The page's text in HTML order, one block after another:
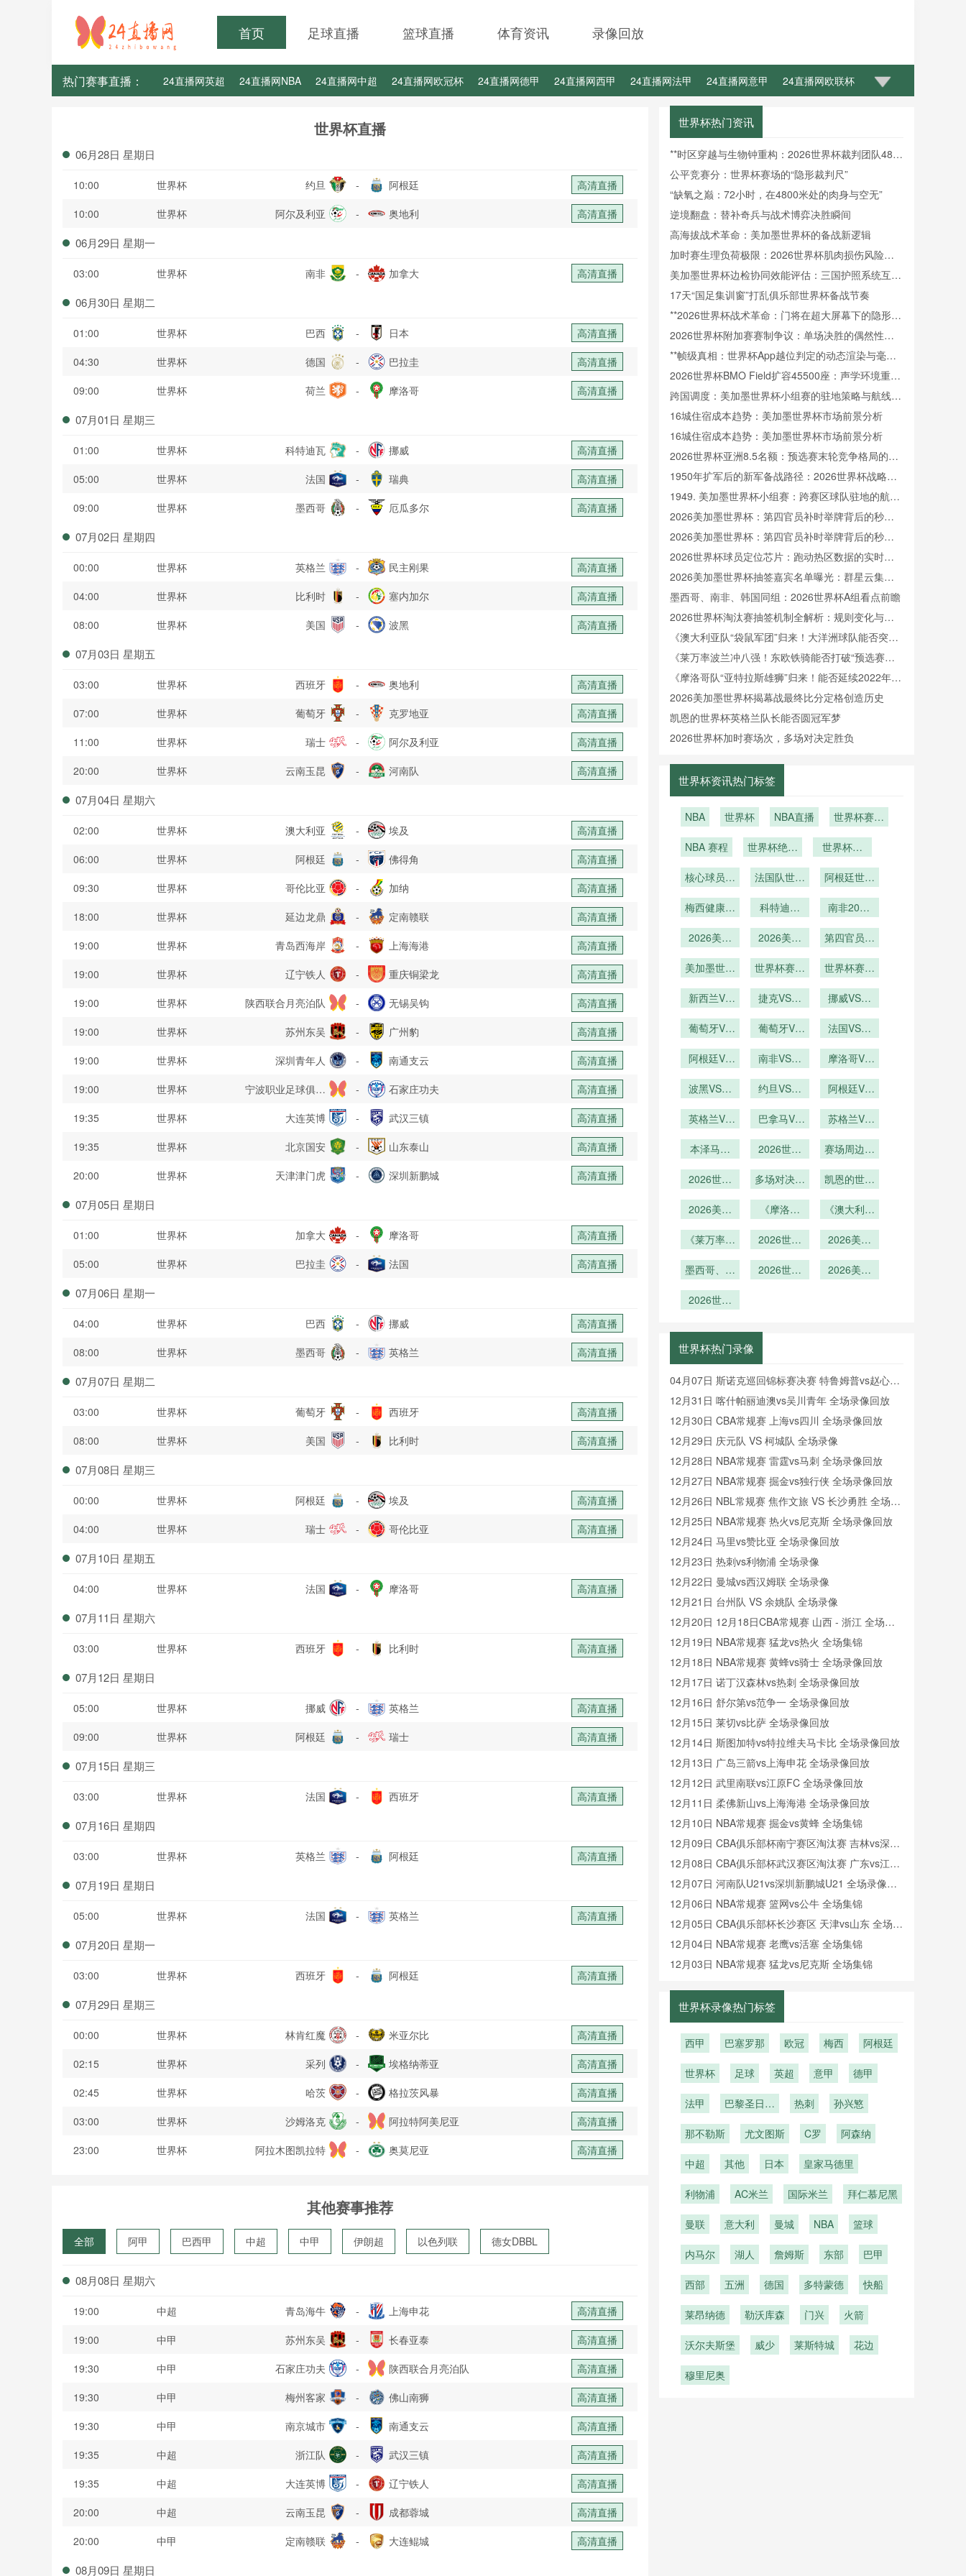
首页 足球直播 篮球直播 体育资讯 录像回放
热门赛事直播： 24直播网英超 24直播网NBA 24直播网中超 24直播网欧冠杯 24直播网德甲 24直播网西甲 24直播网法甲 24直播网意甲 24直播网欧联杯
世界杯直播
06月28日 星期日
10:00 世界杯 约旦 - 阿根廷
高清直播
10:00
世界杯 阿尔及利亚 - 奥地利 高清直播
06月29日 星期一
03:00 世界杯 南非 - 加拿大 高清直播
06月30日 星期二
01:00 世界杯 巴西 - 日本
高清直播
04:30
世界杯 德国 - 巴拉圭
高清直播
09:00
世界杯 荷兰 - 摩洛哥 高清直播
07月01日 星期三
01:00 世界杯 科特迪瓦 - 挪威
高清直播
05:00
世界杯 法国 - 瑞典
高清直播
09:00
世界杯 墨西哥 - 厄瓜多尔 高清直播
07月02日 星期四
00:00 世界杯 英格兰 - 民主刚果
高清直播
04:00
世界杯 比利时 - 塞内加尔
高清直播
08:00
世界杯 美国 - 波黑 高清直播
07月03日 星期五
03:00 世界杯 西班牙 - 奥地利
高清直播
07:00
世界杯 葡萄牙 - 克罗地亚
高清直播
11:00
世界杯 瑞士 - 阿尔及利亚
高清直播
20:00
世界杯 云南玉昆 - 河南队 高清直播
07月04日 星期六
02:00 世界杯 澳大利亚 - 埃及
高清直播
06:00
世界杯 阿根廷 - 佛得角
高清直播
09:30
世界杯 哥伦比亚 - 加纳
高清直播
18:00
世界杯 延边龙鼎 - 定南赣联
高清直播
19:00
世界杯 青岛西海岸 - 上海海港
高清直播
19:00
世界杯 辽宁铁人 - 重庆铜梁龙
高清直播
19:00
世界杯 陕西联合月亮泊队 - 无锡吴钩
高清直播
19:00
世界杯 苏州东吴 - 广州豹
高清直播
19:00
世界杯 深圳青年人 - 南通支云
高清直播
19:00
世界杯
宁波职业足球俱乐
部
- 石家庄功夫
高清直播
19:35
世界杯 大连英博 - 武汉三镇
高清直播
19:35
世界杯 北京国安 - 山东泰山
高清直播
20:00
世界杯 天津津门虎 - 深圳新鹏城 高清直播
07月05日 星期日
01:00 世界杯 加拿大 - 摩洛哥
高清直播
05:00
世界杯 巴拉圭 - 法国 高清直播
07月06日 星期一
04:00 世界杯 巴西 - 挪威
高清直播
08:00
世界杯 墨西哥 - 英格兰 高清直播
07月07日 星期二
03:00 世界杯 葡萄牙 - 西班牙
高清直播
08:00
世界杯 美国 - 比利时 高清直播
07月08日 星期三
00:00 世界杯 阿根廷 - 埃及
高清直播
04:00
世界杯 瑞士 - 哥伦比亚 高清直播
07月10日 星期五
04:00 世界杯 法国 - 摩洛哥 高清直播
07月11日 星期六
03:00 世界杯 西班牙 - 比利时 高清直播
07月12日 星期日
05:00 世界杯 挪威 - 英格兰
高清直播
09:00
世界杯 阿根廷 - 瑞士 高清直播
07月15日 星期三
03:00 世界杯 法国 - 西班牙 高清直播
07月16日 星期四
03:00 世界杯 英格兰 - 阿根廷 高清直播
07月19日 星期日
05:00 世界杯 法国 - 英格兰 高清直播
07月20日 星期一
03:00 世界杯 西班牙 - 阿根廷 高清直播
07月29日 星期三
00:00 世界杯 林肯红魔 - 米亚尔比
高清直播
02:15
世界杯 采列 - 埃格纳蒂亚
高清直播
02:45
世界杯 哈茨 - 格拉茨风暴
高清直播
03:00
世界杯 沙姆洛克 - 阿拉特阿美尼亚
高清直播
23:00
世界杯 阿拉木图凯拉特 - 奥莫尼亚 高清直播
其他赛事推荐
全部 阿甲 巴西甲 中超 中甲 伊朗超 以色列联 德女DBBL
波黑联
08月08日 星期六
19:00 中超 青岛海牛 - 上海申花
高清直播
19:00
中甲 苏州东吴 - 长春亚泰
高清直播
19:30
中甲 石家庄功夫 - 陕西联合月亮泊队
高清直播
19:30
中甲 梅州客家 - 佛山南狮
高清直播
19:30
中甲 南京城市 - 南通支云
高清直播
19:35
中超 浙江队 - 武汉三镇
高清直播
19:35
中超 大连英博 - 辽宁铁人
高清直播
20:00
中超 云南玉昆 - 成都蓉城
高清直播
20:00
中甲 定南赣联 - 大连鲲城 高清直播
08月09日 星期日
世界杯热门资讯
**时区穿越与生物钟重构：2026世界杯裁判团队48小
时昼夜节律调控机制研究**
公平竞赛分：世界杯赛场的“隐形裁判尺”
“缺氧之巅：72小时，在4800米处的肉身与空无”
逆境翻盘：替补奇兵与战术博弈决胜瞬间
高海拔战术革命：美加墨世界杯的备战新逻辑
加时赛生理负荷极限：2026世界杯肌肉损伤风险的
动态概率预测
美加墨世界杯边检协同效能评估：三国护照系统互操
作性障碍与通关效率提升瓶颈
17天“国足集训窗”打乱俱乐部世界杯备战节奏
**2026世界杯战术革命：门将在超大屏幕下的隐形战
场**
2026世界杯附加赛赛制争议：单场决胜的偶然性与
主客场制的公平性权衡
**帧级真相：世界杯App越位判定的动态渲染与毫秒
级动画逻辑全解析**
2026世界杯BMO Field扩容45500座：声学环境重塑
与观赛沉浸体验的技术解构
跨国调度：美加墨世界杯小组赛的驻地策略与航线效
率优化
16城住宿成本趋势：美加墨世界杯市场前景分析
16城住宿成本趋势：美加墨世界杯市场前景分析
2026世界杯亚洲8.5名额：预选赛末轮竞争格局的隐
性重构
1950年扩军后的新军备战路径：2026世界杯战略审
视
1949. 美加墨世界杯小组赛：跨赛区球队驻地的航线
规划与效率优化方案
2026美加墨世界杯：第四官员补时举牌背后的秒级
精度革命
2026美加墨世界杯：第四官员补时举牌背后的秒级
精度革命
2026世界杯球员定位芯片：跑动热区数据的实时回
传解析
2026美加墨世界杯抽签嘉宾名单曝光：群星云集闪
耀全场
墨西哥、南非、韩国同组：2026世界杯A组看点前瞻
2026世界杯淘汰赛抽签机制全解析：规则变化与分
组逻辑
《澳大利亚队“袋鼠军团”归来！大洋洲球队能否突
围？》
《莱万率波兰冲八强！东欧铁骑能否打破“预选赛之
王”魔咒？》
《摩洛哥队“亚特拉斯雄狮”归来！能否延续2022年黑
马本色？》
2026美加墨世界杯揭幕战最终比分定格创造历史
凯恩的世界杯英格兰队长能否圆冠军梦
2026世界杯加时赛场次，多场对决定胜负
世界杯资讯热门标签
NBA 世界杯 NBA直播
世界杯赛后
踩坏汽车
NBA 赛程
世界杯绝杀
进球拯救球
世界杯伤
星因伤提前
核心球员健
法国队世界
阿根廷世界
梅西健康关
科特迪瓦
杯能否重现
光？
南非2026
创造历史？
2026美加
办城市机场
2026美加
办城市旅游
涨
第四官员举
确到秒的时
加墨世界杯
美加墨世界
界杯成绩与
出线的关联
世界杯赛后
豹滑行
世界杯赛后
牛温顺
新西兰VS
西兰VS埃
捷克VS墨
VS墨西哥
挪威VS塞
VS塞内加
葡萄牙VS
坦直播葡萄
别克斯坦在
葡萄牙VS
坦葡萄牙
克斯坦直播
法国VS伊
VS伊拉克
阿根廷VS
廷VS奥地
南非VS韩
VS韩国在
摩洛哥VS
VS海地直
波黑VS卡
VS卡塔尔
约旦VS阿
旦VS阿尔
阿根廷VS
阿根廷VS
直播
英格兰VS
格兰VS加
巴拿马VS
拿马VS克
苏格兰VS
VS巴西直
本泽马绝
法国前锋冲
军
2026世界
升级
赛场周边美
2026世界
次
多场对决定
凯恩的世界
长能否圆冠
2026美加
幕战最终比
历史
《摩洛哥
斯雄狮”归
续2022年
《澳大利亚
团”归来！
能否突
《莱万率波
东欧铁骑能
选赛之
咒？》
2026世界
签机制全解
2026美加
签嘉宾名单
墨西哥、南
组：2026
看点前瞻
2026世界
实时回传解
2026美加
2026世界
名额：预选
赛末轮竞争
重构
世界杯热门录像
04月07日 斯诺克巡回锦标赛决赛 特鲁姆普vs赵心童
全场录像回放
12月31日 喀什帕丽迪澳vs吴川青年 全场录像回放
12月30日 CBA常规赛 上海vs四川 全场录像回放
12月29日 庆元队 VS 柯城队 全场录像
12月28日 NBA常规赛 雷霆vs马刺 全场录像回放
12月27日 NBA常规赛 掘金vs独行侠 全场录像回放
12月26日 NBL常规赛 焦作文旅 VS 长沙勇胜 全场录
像
12月25日 NBA常规赛 热火vs尼克斯 全场录像回放
12月24日 马里vs赞比亚 全场录像回放
12月23日 热刺vs利物浦 全场录像
12月22日 曼城vs西汉姆联 全场录像
12月21日 台州队 VS 余姚队 全场录像
12月20日 12月18日CBA常规赛 山西 - 浙江 全场录
像
12月19日 NBA常规赛 猛龙vs热火 全场集锦
12月18日 NBA常规赛 黄蜂vs骑士 全场录像回放
12月17日 诺丁汉森林vs热刺 全场录像回放
12月16日 舒尔第vs范争一 全场录像回放
12月15日 莱切vs比萨 全场录像回放
12月14日 斯图加特vs特拉维夫马卡比 全场录像回放
12月13日 广岛三箭vs上海申花 全场录像回放
12月12日 武里南联vs江原FC 全场录像回放
12月11日 柔佛新山vs上海海港 全场录像回放
12月10日 NBA常规赛 掘金vs黄蜂 全场集锦
12月09日 CBA俱乐部杯南宁赛区淘汰赛 吉林vs深圳
全场录像回放
12月08日 CBA俱乐部杯武汉赛区淘汰赛 广东vs江苏
全场录像回放
12月07日 河南队U21vs深圳新鹏城U21 全场录像回
放
12月06日 NBA常规赛 篮网vs公牛 全场集锦
12月05日 CBA俱乐部杯长沙赛区 天津vs山东 全场录
像回放
12月04日 NBA常规赛 老鹰vs活塞 全场集锦
12月03日 NBA常规赛 猛龙vs尼克斯 全场集锦
世界杯录像热门标签
西甲 巴塞罗那 欧冠 梅西 阿根廷
世界杯 足球 英超 意甲 德甲
法甲
巴黎圣日耳
热刺 孙兴慜
那不勒斯 尤文图斯 C罗 阿森纳
中超 其他 日本 皇家马德里
利物浦 AC米兰 国际米兰 拜仁慕尼黑
曼联 意大利 曼城 NBA 篮球
内马尔 湖人 詹姆斯 东部 巴甲
西部 五洲 德国 多特蒙德 快船
莱昂纳德 勒沃库森 门兴 火箭
沃尔夫斯堡 威少 莱斯特城 花边
穆里尼奥